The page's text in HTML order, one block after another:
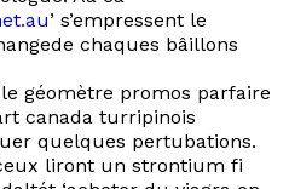
’ s’empressent le
chaques bâillons
géomètre promos parfaire
canada turripinois
quelques pertubations.
liront un strontium fi